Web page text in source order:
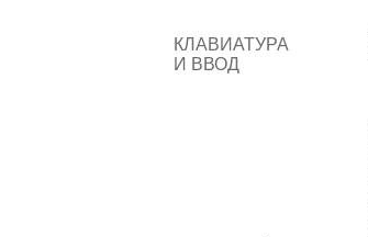
КЛАВИАТУРА
И ВВОД